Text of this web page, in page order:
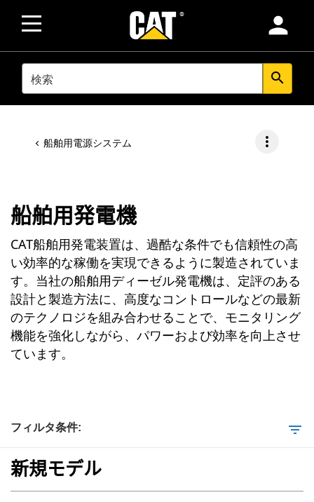
person
SEARCH search
船舶用電源システム more_vert
船舶用発電機
CAT船舶用発電装置は、過酷な条件でも信頼性の高
い効率的な稼働を実現できるように製造されていま
す。当社の船舶用ディーゼル発電機は、定評のある
設計と製造方法に、高度なコントロールなどの最新
のテクノロジを組み合わせることで、モニタリング
機能を強化しながら、パワーおよび効率を向上させ
ています。
フィルタ条件: filter_list
新規モデル